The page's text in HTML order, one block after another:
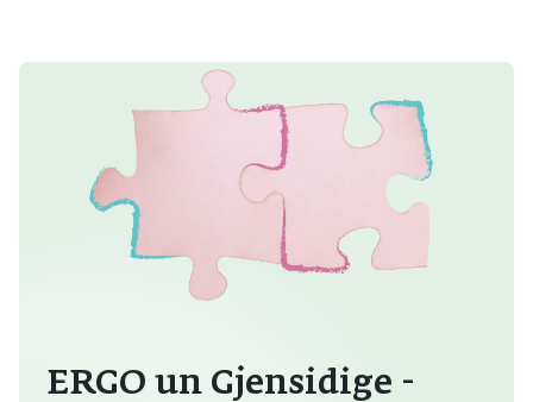
ERGO un Gjensidige -